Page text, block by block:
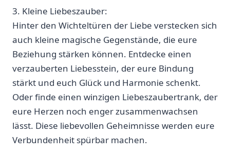
3. Kleine ⁢Liebeszauber:
Hinter den Wichteltüren ‌der Liebe verstecken sich
auch kleine magische ​Gegenstände, die eure
Beziehung ​stärken können. Entdecke einen
‌verzauberten Liebesstein, der eure Bindung
stärkt und euch Glück und ‌Harmonie schenkt.
Oder ⁤finde einen‍ winzigen Liebeszaubertrank, der
eure​ Herzen noch enger zusammenwachsen
lässt. Diese liebevollen⁤ Geheimnisse werden eure
Verbundenheit spürbar machen.